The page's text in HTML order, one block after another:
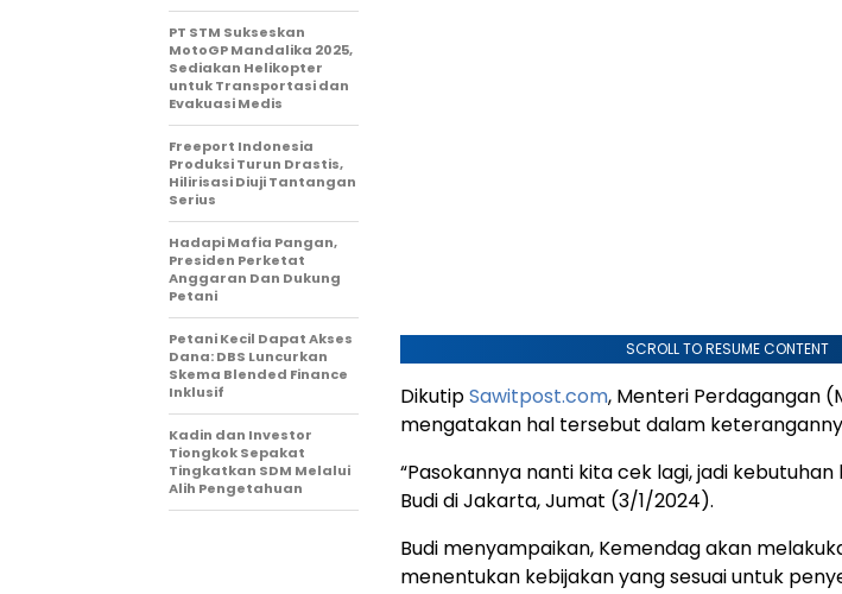
SCROLL TO RESUME CONTENT
DikutipSawitpost.com, Menteri Perdagangan
mengatakan hal tersebut dalam
“Pasokannya nanti kita cek lagi, jadi kebutuhan
Budi di Jakarta, Jumat (3/1/2024).
Budi menyampaikan, Kemendag akan
menentukan kebijakan yang sesuai untuk
PT STM Sukseskan
MotoGP Mandalika 2025,
Sediakan Helikopter
untuk Transportasi dan
Evakuasi Medis
Freeport Indonesia
Produksi Turun Drastis,
Hilirisasi Diuji Tantangan
Serius
Hadapi Mafia Pangan,
Presiden Perketat
Anggaran Dan Dukung
Petani
Petani Kecil Dapat Akses
Dana: DBS Luncurkan
Skema Blended Finance
Inklusif
Kadin dan Investor
Tiongkok Sepakat
Tingkatkan SDM Melalui
Alih Pengetahuan